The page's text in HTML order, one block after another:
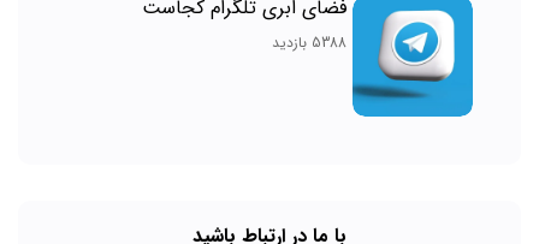
فضای ابری تلگرام کجاست
5388 بازدید
با ما در ارتباط باشید